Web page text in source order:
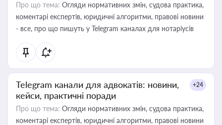
Про що тема: Огляди нормативних змін, судова практика,
коментарі експертів, юридичні алгоритми, правові новини
- все, про що пишуть у Telegram каналах для нотаріусів
Telegram канали для адвокатів: новини,
кейси, практичні поради
+24
Про що тема: Огляди нормативних змін, судова практика,
коментарі експертів, юридичні алгоритми, правові новини